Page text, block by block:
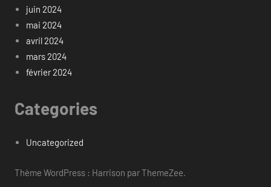
juin 2024
mai 2024
avril 2024
mars 2024
février 2024
Categories
Uncategorized
Thème WordPress : Harrison par ThemeZee.